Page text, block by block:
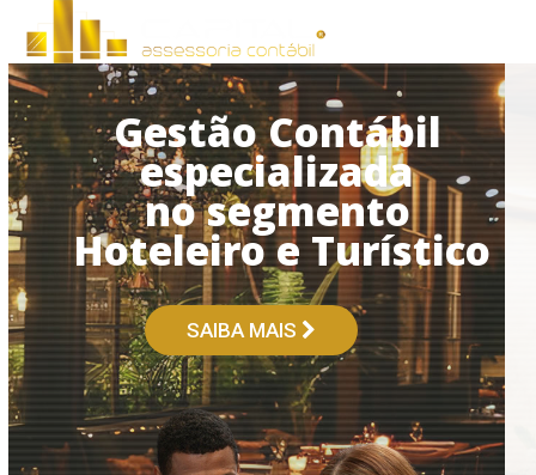
content
Open
mobile
menu
Close
mobile
menu
Gestão Contábil
especializada
no segmento
Hoteleiro e Turístico
SAIBA MAIS